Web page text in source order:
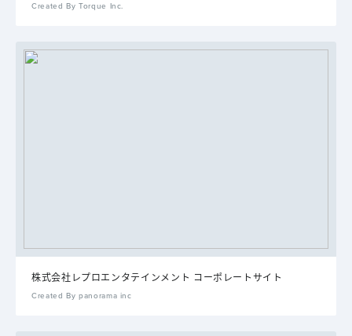
Created By Torque Inc.
株式会社レプロエンタテインメント コーポレートサイト
Created By panorama inc